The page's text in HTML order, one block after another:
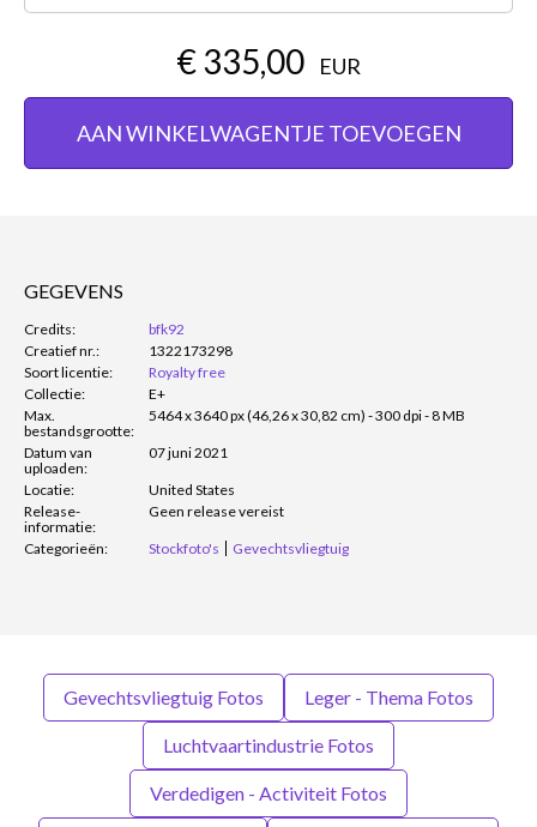
€ 335,00 EUR
AAN WINKELWAGENTJE TOEVOEGEN
GEGEVENS
Credits:
bfk92
Creatief nr.:
1322173298
Soort licentie:
Royalty free
Collectie:
E+
Max.
bestandsgrootte:
5464 x 3640 px (46,26 x 30,82 cm) - 300 dpi - 8 MB
Datum van
uploaden:
07 juni 2021
Locatie:
United States
Release-
informatie:
Geen release vereist
Categorieën: Stockfoto's Gevechtsvliegtuig
Gevechtsvliegtuig Fotos Leger - Thema Fotos
Luchtvaartindustrie Fotos
Verdedigen - Activiteit Fotos